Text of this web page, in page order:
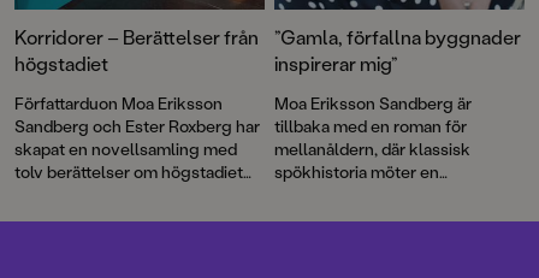
Korridorer – Berättelser från
högstadiet
Författarduon Moa Eriksson
Sandberg och Ester Roxberg har
skapat en novellsamling med
tolv berättelser om högstadiet
skaver. Om kärlek, vänskap och
”Gamla, förfallna byggnader
inspirerar mig”
Moa Eriksson Sandberg är
tillbaka med en roman för
mellanåldern, där klassisk
spökhistoria möter en
hitta sig själv.